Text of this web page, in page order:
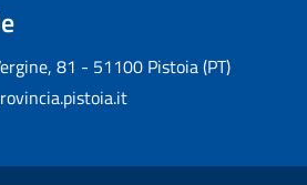
81 - 51100 Pistoia (PT)